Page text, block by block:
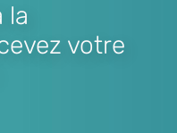
la
votre